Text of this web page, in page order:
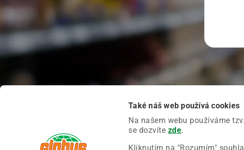
Také náš web používá cookies
Na našem webu používáme
se dozvíte zde.
Kliknutím na "Rozumím"